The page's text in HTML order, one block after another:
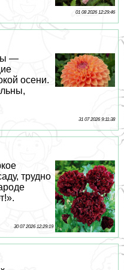
01 08 2026 12:29:46
—
осени.
31 07 2026 9:11:38
трудно
30 07 2026 12:29:19